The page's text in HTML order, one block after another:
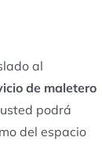
al
de maletero
podrá
del espacio